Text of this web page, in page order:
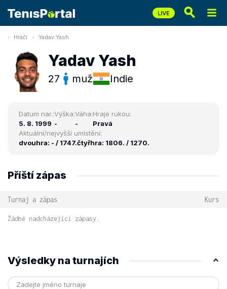
Hráči Yadav Yash
Yadav Yash
27 muž Indie
Datum nar.:
5. 8. 1999
Výška:
-
Váha:
-
Hraje rukou:
Pravá
Aktuální/nejvyšší umístění:
dvouhra: - / 1747.čtyřhra: 1806. / 1270.
Příští zápas
Turnaj a zápas Kurs
Žádné nadcházející zápasy.
Výsledky na turnajích